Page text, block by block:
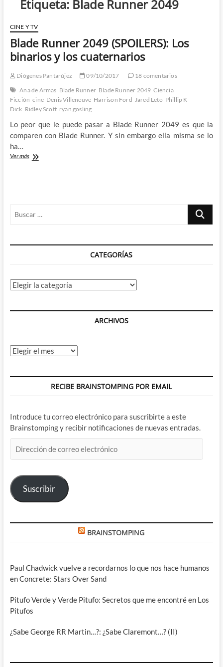
Etiqueta: Blade Runner 2049
CINE Y TV
Blade Runner 2049 (SPOILERS): Los
binarios y los cuaternarios
Diógenes Pantarújez 09/10/2017
18 comentarios
Ana de Armas Blade Runner Blade Runner 2049 Ciencia
Ficción cine Denis Villeneuve Harrison Ford Jared Leto Phillip K
Dick Ridley Scott ryan gosling
Lo peor que le puede pasar a Blade Runner 2049 es que la
comparen con Blade Runner. Y sin embargo ella misma se lo
ha…
Ver másBlade
los
cuaternarios
Buscar
CATEGORÍAS
Categorías
ARCHIVOS
Archivos
RECIBE BRAINSTOMPING POR EMAIL
Introduce tu correo electrónico para suscribirte a este
Brainstomping y recibir notificaciones de nuevas entradas.
de
electrónico
Suscribir
BRAINSTOMPING
Paul Chadwick vuelve a recordarnos lo que nos hace humanos
en Concrete: Stars Over Sand
Pitufo Verde y Verde Pitufo: Secretos que me encontré en Los
Pitufos
¿Sabe George RR Martin…?: ¿Sabe Claremont…? (II)